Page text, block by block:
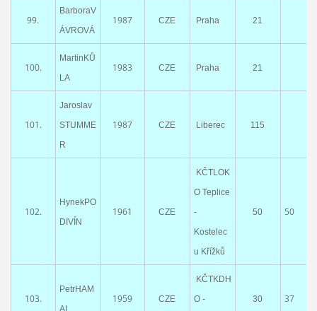
99.
BarboraV
ÁVROVÁ
1987 CZE Praha 21
100.
MartinKŮ
LA
1983 CZE Praha 21
101.
Jaroslav
STUMME
R
1987 CZE Liberec 115
102.
HynekPO
DIVÍN
1961 CZE
KČTLOK
O Teplice
-
Kostelec
u Křížků
50 50
103.
PetrHAM
AL
1959 CZE
KČTKDH
O -
30 37